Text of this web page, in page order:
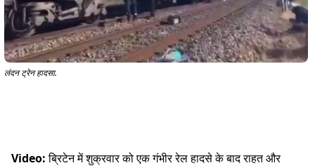
लंदन ट्रेन हादसा.
Video:ब्रिटेन में शुक्रवार को एक गंभीर रेल हादसे के बाद राहत और